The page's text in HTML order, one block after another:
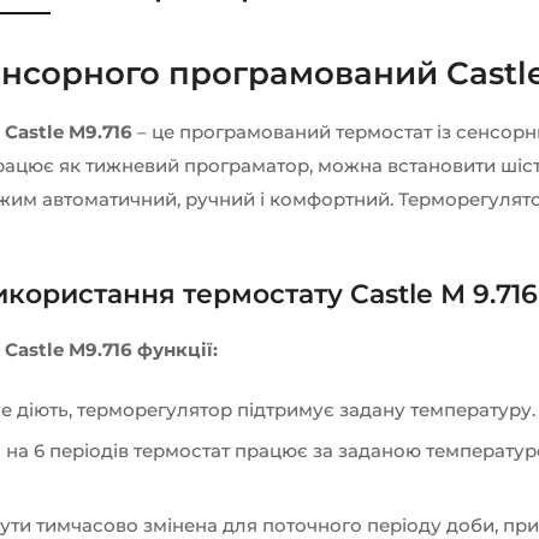
програмований Castle
M9.716 – це програмований термостат із
як тижневий програматор, можна встановити
автоматичний, ручний і комфортний.
термостату Castle М 9.716
M9.716 функції:
діють, терморегулятор підтримує задану температуру.
на 6 періодів термостат працює за заданою
тимчасово змінена для поточного періоду доби,